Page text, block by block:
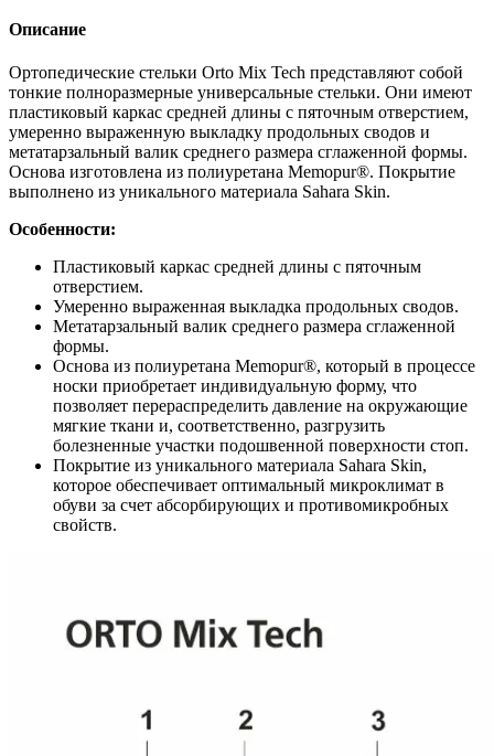
Описание
Ортопедические cтельки Orto Mix Tech представляют собой
тонкие полноразмерные универсальные стельки. Они имеют
пластиковый каркас средней длины с пяточным отверстием,
умеренно выраженную выкладку продольных сводов и
метатарзальный валик среднего размера сглаженной формы.
Основа изготовлена из полиуретана Memopur®. Покрытие
выполнено из уникального материала Sahara Skin.
Особенности:
Пластиковый каркас средней длины с пяточным
отверстием.
Умеренно выраженная выкладка продольных сводов.
Метатарзальный валик среднего размера сглаженной
формы.
Основа из полиуретана Memopur®, который в процессе
носки приобретает индивидуальную форму, что
позволяет перераспределить давление на окружающие
мягкие ткани и, соответственно, разгрузить
болезненные участки подошвенной поверхности стоп.
Покрытие из уникального материала Sahara Skin,
которое обеспечивает оптимальный микроклимат в
обуви за счет абсорбирующих и противомикробных
свойств.